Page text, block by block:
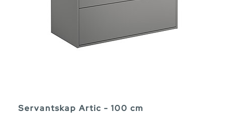
Servantskap Artic - 100 cm